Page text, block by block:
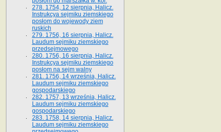
278. 1754, 12 sierpnia, Halicz.
Instrukcya sejmiku ziemskiego
posłom do wojewody ziem
ruskich
279. 1756, 16 sierpnia, Halicz.
Laudum sejmiku ziemskiego
przedsejmowego
280. 1756, 16 sierpnia, Halicz.
Instrukcya sejmiku ziemskiego
posłom na sejm walny
281. 1756, 14 września, Halicz.
Laudum sejmiku ziemskiego
gospodarskiego
282. 1757, 13 września, Halicz.
Laudum sejmiku ziemskiego
gospodarskiego
283. 1758, 14 sierpnia, Halicz.
Laudum sejmiku ziemskiego